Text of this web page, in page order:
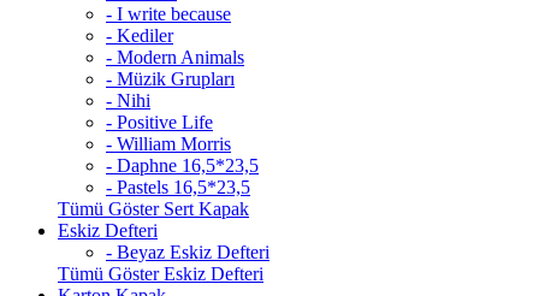
- I write because
- Kediler
- Modern Animals
- Müzik Grupları
- Nihi
- Positive Life
- William Morris
- Daphne 16,5*23,5
- Pastels 16,5*23,5
Tümü Göster Sert Kapak
Eskiz Defteri
- Beyaz Eskiz Defteri
Tümü Göster Eskiz Defteri